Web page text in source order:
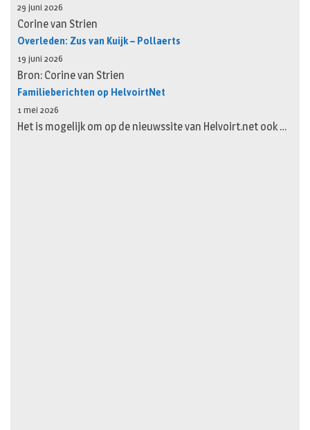
29 juni 2026
Corine van Strien
Overleden: Zus van Kuijk – Pollaerts
19 juni 2026
Bron: Corine van Strien
Familieberichten op HelvoirtNet
1 mei 2026
Het is mogelijk om op de nieuwssite van Helvoirt.net ook …